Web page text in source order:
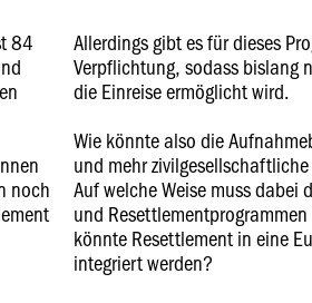
84
noch
Allerdings gibt es für dieses
Verpflichtung, sodass bislang
die Einreise ermöglicht wird.
Wie könnte also die
und mehr
Auf welche Weise muss dabei
und
könnte Resettlement in eine
integriert werden?